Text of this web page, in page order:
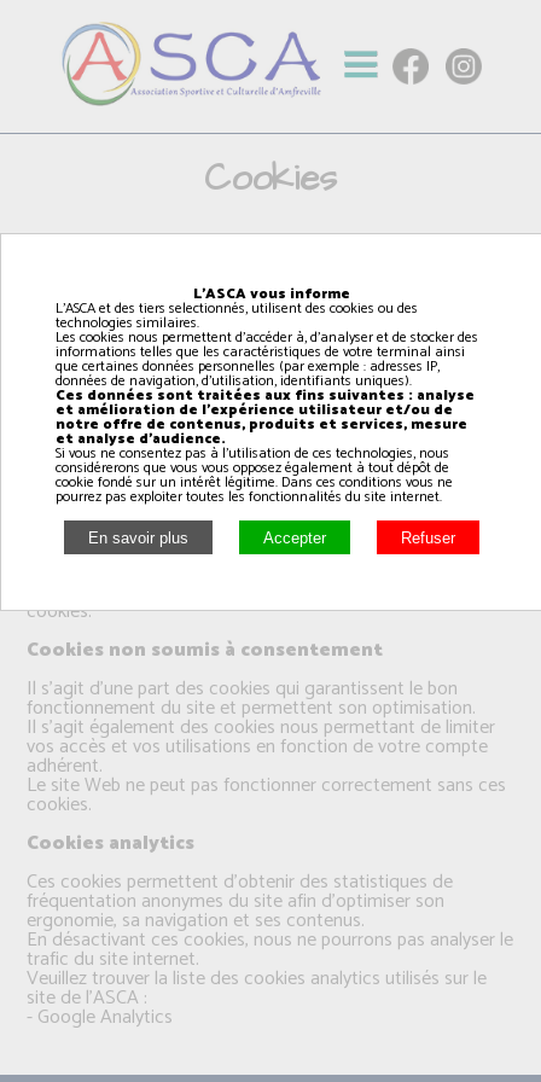
Cookies
des technologies similaires.
Les cookies nous permettent d’accéder à, d’analyser et de
stocker des informations telles que les caractéristiques de
votre terminal ainsi que certaines données personnelles (par
exemple : adresses IP, données de navigation, d’utilisation,
identifiants uniques).
Ces données sont traitées aux fins suivantes : analyse et
amélioration de l’expérience utilisateur et/ou de notre offre
de contenus, produits et services, mesure et analyse
d’audience.
Si vous ne consentez pas à l’utilisation de ces technologies,
nous considérerons que vous vous opposez également à
tout dépôt de cookie fondé sur un intérêt légitime. Dans ces
conditions vous ne pourrez pas exploiter toutes les
fonctionnalités du site internet.
cookies.
Cookies non soumis à consentement
Il s’agit d’une part des cookies qui garantissent le bon
fonctionnement du site et permettent son optimisation.
Il s’agit également des cookies nous permettant de limiter
vos accès et vos utilisations en fonction de votre compte
adhérent.
Le site Web ne peut pas fonctionner correctement sans ces
cookies.
Cookies analytics
Ces cookies permettent d’obtenir des statistiques de
fréquentation anonymes du site afin d’optimiser son
ergonomie, sa navigation et ses contenus.
En désactivant ces cookies, nous ne pourrons pas analyser le
trafic du site internet.
Veuillez trouver la liste des cookies analytics utilisés sur le
site de l'ASCA :
- Google Analytics
L'ASCA vous informe
L'ASCA et des tiers selectionnés, utilisent des cookies ou des
technologies similaires.
Les cookies nous permettent d'accéder à, d'analyser et de stocker des
informations telles que les caractéristiques de votre terminal ainsi
que certaines données personnelles (par exemple : adresses IP,
données de navigation, d'utilisation, identifiants uniques).
Ces données sont traitées aux fins suivantes : analyse
et amélioration de l'expérience utilisateur et/ou de
notre offre de contenus, produits et services, mesure
et analyse d'audience.
Si vous ne consentez pas à l'utilisation de ces technologies, nous
considérerons que vous vous opposez également à tout dépôt de
cookie fondé sur un intérêt légitime. Dans ces conditions vous ne
pourrez pas exploiter toutes les fonctionnalités du site internet.